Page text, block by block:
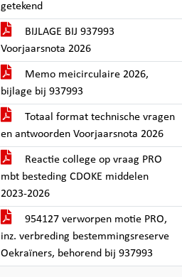
getekend
BIJLAGE BIJ 937993
Voorjaarsnota 2026
Memo meicirculaire 2026,
bijlage bij 937993
Totaal format technische vragen
en antwoorden Voorjaarsnota 2026
Reactie college op vraag PRO
mbt besteding CDOKE middelen
2023-2026
954127 verworpen motie PRO,
inz. verbreding bestemmingsreserve
Oekraïners, behorend bij 937993